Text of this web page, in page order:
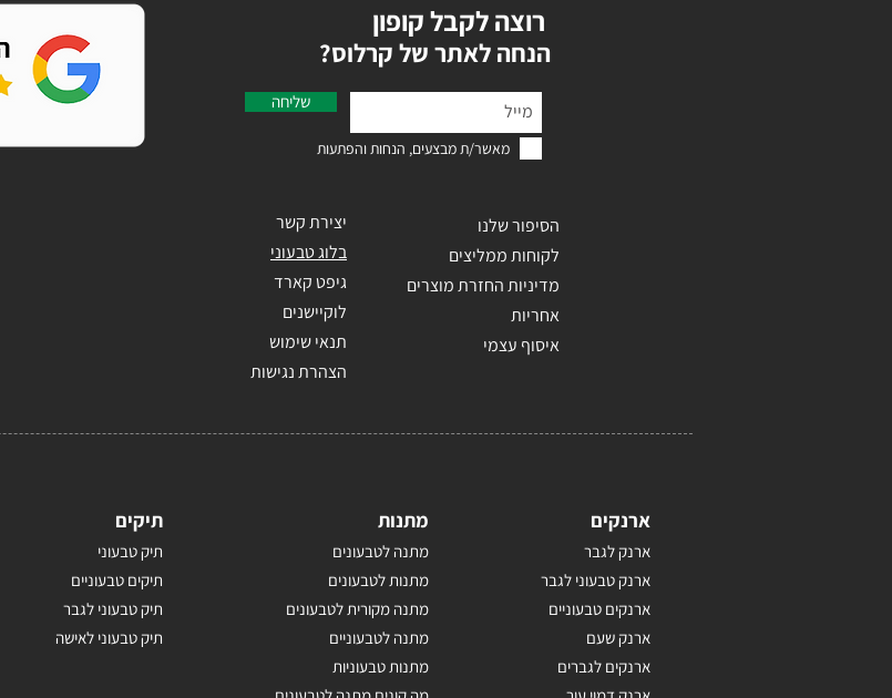
רוצה לקבל קופון
?הנחה לאתר של קרלוס
שליחה
מאשר/ת מבצעים, הנחות והפתעות
יצירת קשר
בלוג טבעוני
גיפט קארד
לוקיישנים
תנאי שימוש
הצהרת נגישות
הסיפור שלנו
לקוחות ממליצים
מדיניות החזרת מוצרים
אחריות
איסוף עצמי
תיקים
תיק טבעוני
תיקים טבעוניים
תיק טבעוני לגבר
תיק טבעוני לאישה
מתנות
מתנה לטבעונים
מתנות לטבעונים
מתנה מקורית לטבעונים
מתנה לטבעוניים
מתנות טבעוניות
ארנקים
ארנק לגבר
ארנק טבעוני לגבר
ארנקים טבעוניים
ארנק שעם
ארנקים לגברים